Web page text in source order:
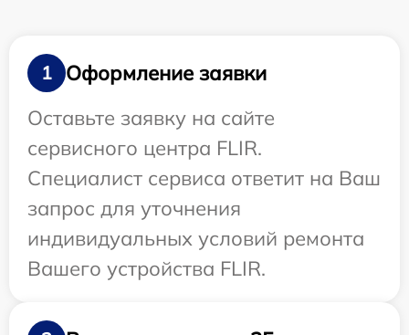
1
Оформление заявки
Оставьте заявку на сайте
сервисного центра FLIR.
Специалист сервиса ответит на Ваш
запрос для уточнения
индивидуальных условий ремонта
Вашего устройства FLIR.